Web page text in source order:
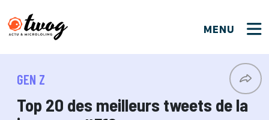
MENU
GEN Z
Top 20 des meilleurs tweets de la
PSEUDO *
FERMER
Que souhaitez-vous proposer ?